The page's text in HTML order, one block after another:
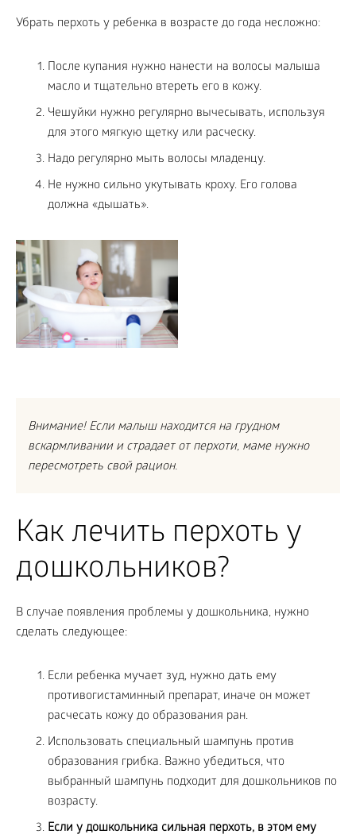
Убрать перхоть у ребенка в возрасте до года несложно:
После купания нужно нанести на волосы малыша
масло и тщательно втереть его в кожу.
Чешуйки нужно регулярно вычесывать, используя
для этого мягкую щетку или расческу.
Надо регулярно мыть волосы младенцу.
Не нужно сильно укутывать кроху. Его голова
должна «дышать».
Внимание! Если малыш находится на грудном
вскармливании и страдает от перхоти, маме нужно
пересмотреть свой рацион.
Как лечить перхоть у
дошкольников?
В случае появления проблемы у дошкольника, нужно
сделать следующее:
Если ребенка мучает зуд, нужно дать ему
противогистаминный препарат, иначе он может
расчесать кожу до образования ран.
Использовать специальный шампунь против
образования грибка. Важно убедиться, что
выбранный шампунь подходит для дошкольников по
возрасту.
Если у дошкольника сильная перхоть, в этом ему